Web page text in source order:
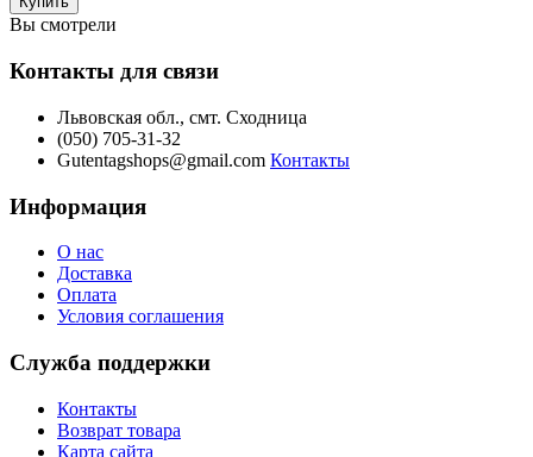
Вы смотрели
Контакты для связи
Львовская обл., смт. Сходница
(050) 705-31-32
Gutentagshops@gmail.com Контакты
Информация
О нас
Доставка
Оплата
Условия соглашения
Служба поддержки
Контакты
Возврат товара
Карта сайта